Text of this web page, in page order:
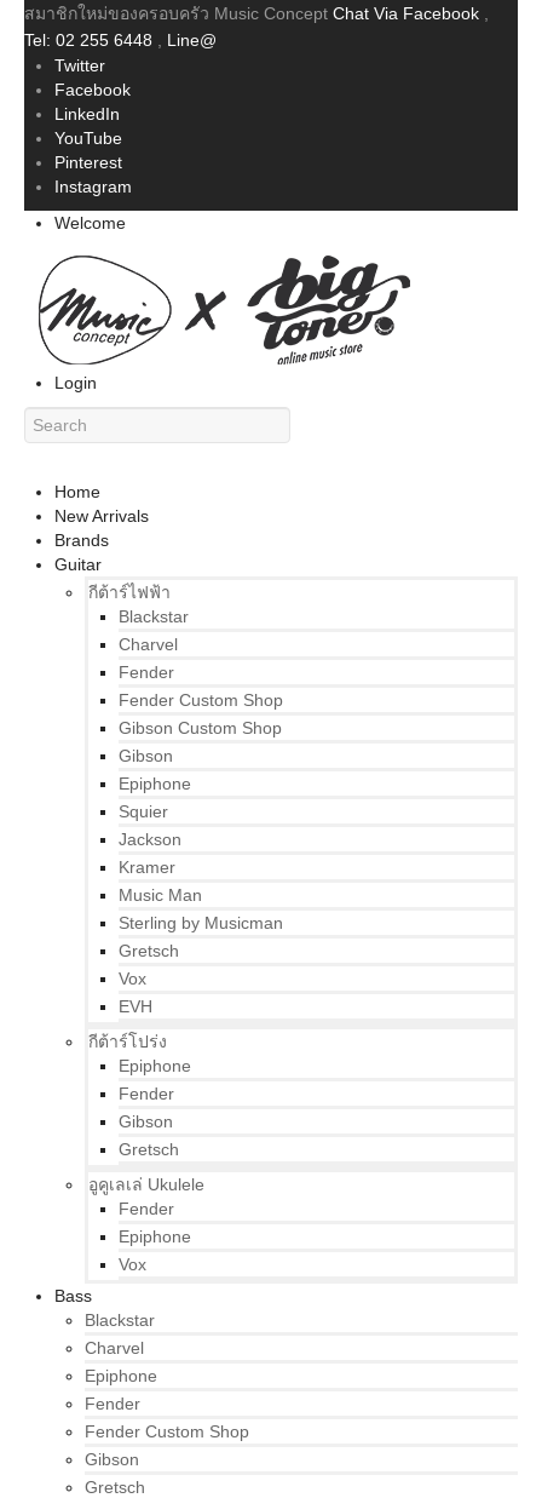
สมาชิกใหม่ของครอบครัว Music Concept Chat Via Facebook
Tel: 02 255 6448
Line@
Twitter
Facebook
LinkedIn
YouTube
Pinterest
Instagram
Welcome
Login
Home
New Arrivals
Brands
Guitar
กีต้าร์ไฟฟ้า
Blackstar
Charvel
Fender
Fender Custom Shop
Gibson Custom Shop
Gibson
Epiphone
Squier
Jackson
Kramer
Music Man
Sterling by Musicman
Gretsch
Vox
EVH
กีต้าร์โปร่ง
Epiphone
Fender
Gibson
Gretsch
อูคูเลเล่ Ukulele
Fender
Epiphone
Vox
Bass
Blackstar
Charvel
Epiphone
Fender
Fender Custom Shop
Gibson
Gretsch